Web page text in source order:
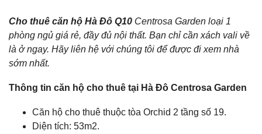
Cho thuê căn hộ Hà Đô Q10 Centrosa Garden loại 1
phòng ngủ giá rẻ, đầy đủ nội thất. Bạn chỉ cần xách vali về
là ở ngay. Hãy liên hệ với chúng tôi để được đi xem nhà
sớm nhất.
Thông tin căn hộ cho thuê tại Hà Đô Centrosa Garden
Căn hộ cho thuê thuộc tòa Orchid 2 tầng số 19.
Diện tích: 53m2.